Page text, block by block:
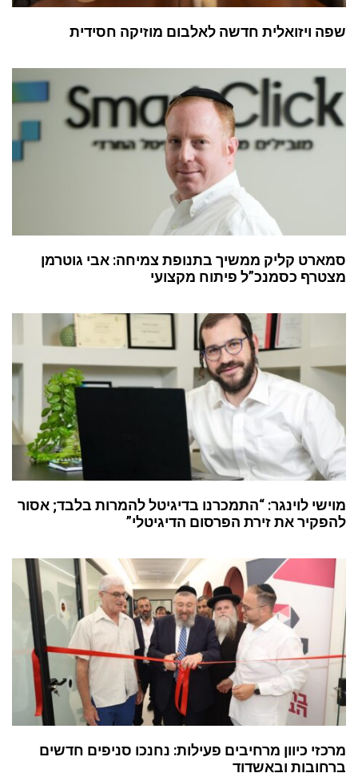
שפה ויזואלית חדשה לאלבום מוזיקה חסידית
סמארט קליק ממשיך בתנופת צמיחה: אבי גוטרמן
מצטרף כסמנכ”ל פיתוח מקצועי
מוישי לוינגר: “התמכרנו בדיגיטל להמרות בלבד; אסור
להפקיר את זירת הפרסום הדיגיטלי”
מרכזי כיוון מרחיבים פעילות: נחנכו סניפים חדשים
ברחובות ובאשדוד